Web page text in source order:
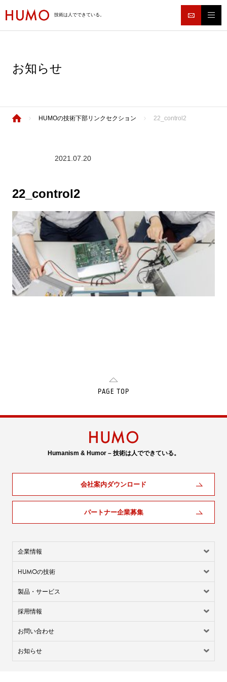
技術は人でできている。
お知らせ
HUMOの技術下部リンクセクション 22_control2
2021.07.20
22_control2
PAGE TOP
Humanism & Humor – 技術は人でできている。
会社案内ダウンロード
パートナー企業募集
企業情報
HUMOの技術
製品・サービス
採用情報
お問い合わせ
お知らせ